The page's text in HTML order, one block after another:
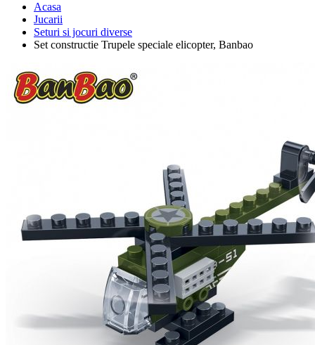
Acasa
Jucarii
Seturi si jocuri diverse
Set constructie Trupele speciale elicopter, Banbao